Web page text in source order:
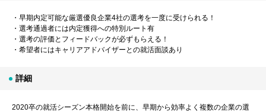
・早期内定可能な厳選優良企業4社の選考を一度に受けられる！
・選考通過者には内定獲得への特別ルート有
・選考の評価とフィードバックが必ずもらえる！
・希望者にはキャリアアドバイザーとの就活面談あり
詳細
2020卒の就活シーズン本格開始を前に、早期から効率よく複数の企業の選